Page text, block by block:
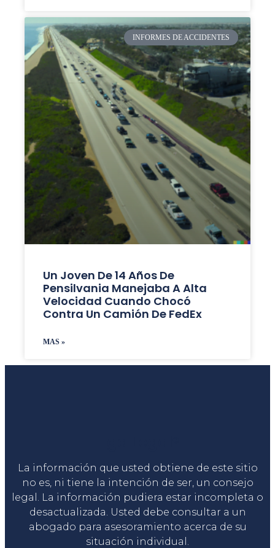
INFORMES DE ACCIDENTES
Un Joven De 14 Años De
Pensilvania Manejaba A Alta
Velocidad Cuando Chocó
Contra Un Camión De FedEx
MAS »
La información que usted obtiene de este sitio
no es, ni tiene la intención de ser, un consejo
legal. La información pudiera estar incompleta o
desactualizada. Usted debe consultar a un
abogado para asesoramiento acerca de su
situación individual.